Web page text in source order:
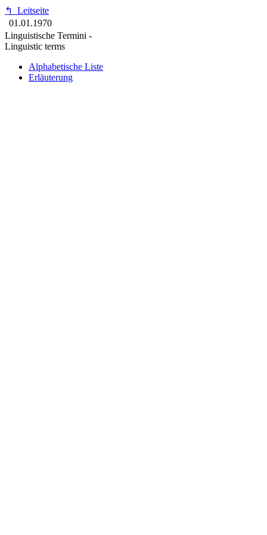
↰
Leitseite
01.01.1970
Linguistische Termini -
Linguistic terms
Alphabetische Liste
Erläuterung